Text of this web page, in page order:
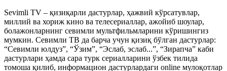
Sevimli TV – қизиқарли дастурлар, ҳажвий кўрсатувлар,
миллий ва хориж кино ва телесериаллар, ажойиб шоулар,
болажонларнинг севимли мультфильмларини кўришингиз
мумкин. Севимли ТВ да барча учун қизиқ бўлган дастурлар:
“Севимли юлдуз”, “Ўзим”, “Эслаб, эслаб...”, “Зирапча” каби
дастурлари ҳамда сара турк сериалларини ўзбек тилида
томоша қилиб, информацион дастурлардаги online мулоқотлар